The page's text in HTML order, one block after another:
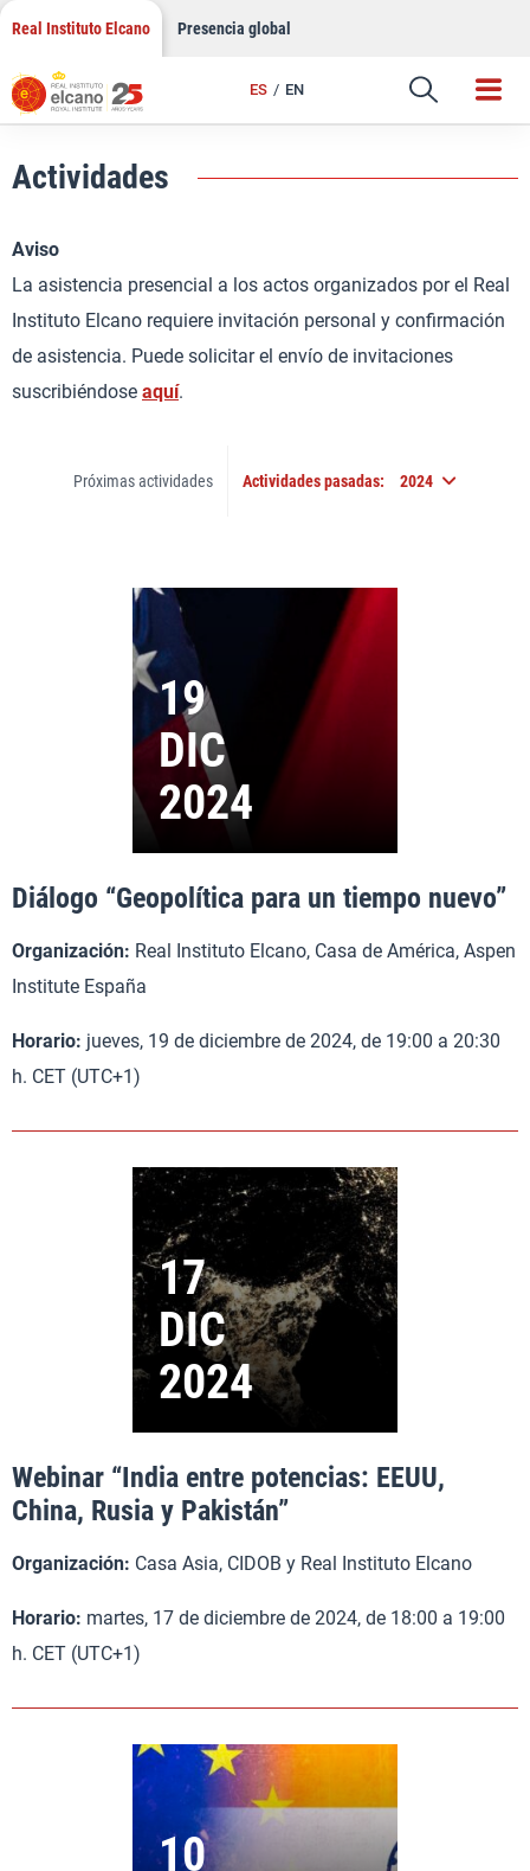
Saltar
contenido
Real Instituto Elcano Presencia global
ES EN
Actividades
Aviso
La asistencia presencial a los actos organizados por el Real
Instituto Elcano requiere invitación personal y confirmación
de asistencia. Puede solicitar el envío de invitaciones
suscribiéndose aquí.
Próximas actividades Actividades pasadas: 2024
Diálogo “Geopolítica para un tiempo nuevo”
Organización: Real Instituto Elcano, Casa de América, Aspen
Institute España
Horario: jueves, 19 de diciembre de 2024, de 19:00 a 20:30
h. CET (UTC+1)
Webinar “India entre potencias: EEUU,
China, Rusia y Pakistán”
Organización: Casa Asia, CIDOB y Real Instituto Elcano
Horario: martes, 17 de diciembre de 2024, de 18:00 a 19:00
h. CET (UTC+1)